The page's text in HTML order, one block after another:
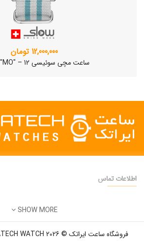
12,000,000 تومان
ساعت مچی سوئیسی SLOW "MO" – 12
ساعت مچی سوئیسی SLOW "AM/PM" – 01..
12,500,000 تومان
اطلاعات تماس
ایمیل:
SHOW MORE